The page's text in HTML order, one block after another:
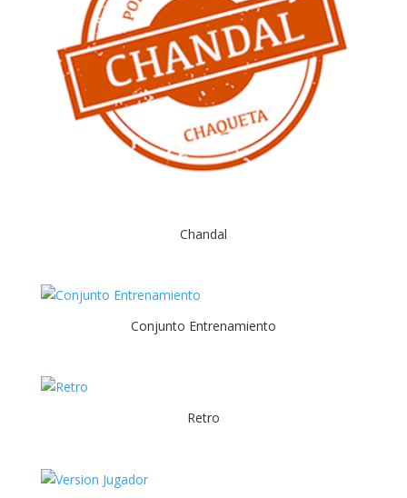
Chandal
Conjunto Entrenamiento
Retro